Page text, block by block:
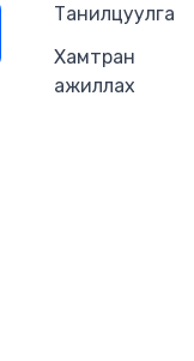
Танилцуулга
Хамтран
ажиллах